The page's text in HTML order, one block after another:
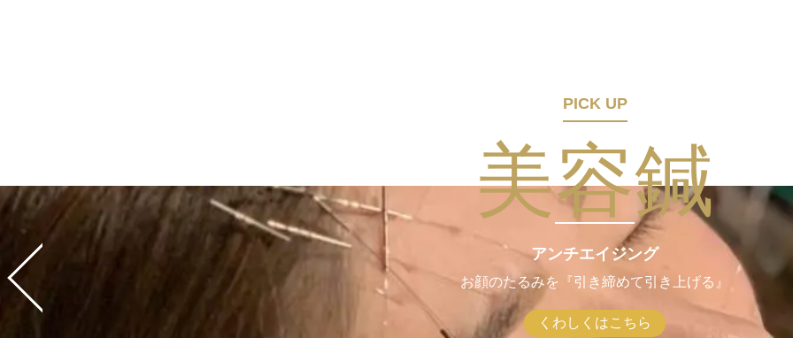
PICK UP
美容鍼
アンチエイジング
お顔のたるみを『引き締めて引き上げる』
くわしくはこちら